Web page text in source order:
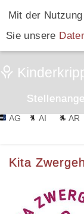
Mit der
Sie unsere
AG AI AR
Kita